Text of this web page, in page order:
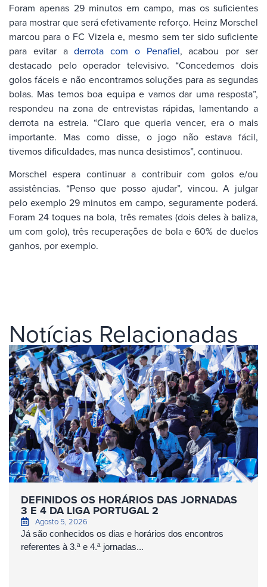
Foram apenas 29 minutos em campo, mas os suficientes
para mostrar que será efetivamente reforço. Heinz Morschel
marcou para o FC Vizela e, mesmo sem ter sido suficiente
para evitar aderrota com o Penafiel, acabou por ser
destacado pelo operador televisivo. “Concedemos dois
golos fáceis e não encontramos soluções para as segundas
bolas. Mas temos boa equipa e vamos dar uma resposta”,
respondeu na zona de entrevistas rápidas, lamentando a
derrota na estreia. “Claro que queria vencer, era o mais
importante. Mas como disse, o jogo não estava fácil,
tivemos dificuldades, mas nunca desistimos”, continuou.
Morschel espera continuar a contribuir com golos e/ou
assistências. “Penso que posso ajudar”, vincou. A julgar
pelo exemplo 29 minutos em campo, seguramente poderá.
Foram 24 toques na bola, três remates (dois deles à baliza,
um com golo), três recuperações de bola e 60% de duelos
ganhos, por exemplo.
Notícias Relacionadas
DEFINIDOS OS HORÁRIOS DAS JORNADAS
3 E 4 DA LIGA PORTUGAL 2
Agosto 5, 2026
Já são conhecidos os dias e horários dos encontros
referentes à 3.ª e 4.ª jornadas...